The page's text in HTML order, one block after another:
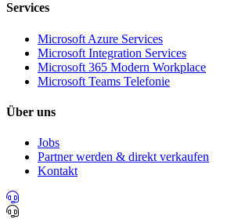
Services
Microsoft Azure Services
Microsoft Integration Services
Microsoft 365 Modern Workplace
Microsoft Teams Telefonie
Über uns
Jobs
Partner werden & direkt verkaufen
Kontakt